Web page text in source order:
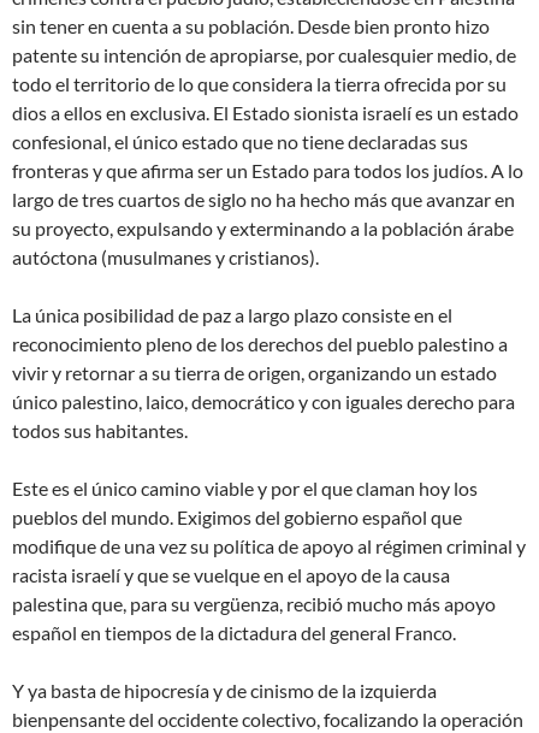
sin tener en cuenta a su población. Desde bien pronto hizo
patente su intención de apropiarse, por cualesquier medio, de
todo el territorio de lo que considera la tierra ofrecida por su
dios a ellos en exclusiva. El Estado sionista israelí es un estado
confesional, el único estado que no tiene declaradas sus
fronteras y que afirma ser un Estado para todos los judíos. A lo
largo de tres cuartos de siglo no ha hecho más que avanzar en
su proyecto, expulsando y exterminando a la población árabe
autóctona (musulmanes y cristianos).
La única posibilidad de paz a largo plazo consiste en el
reconocimiento pleno de los derechos del pueblo palestino a
vivir y retornar a su tierra de origen, organizando un estado
único palestino, laico, democrático y con iguales derecho para
todos sus habitantes.
Este es el único camino viable y por el que claman hoy los
pueblos del mundo. Exigimos del gobierno español que
modifique de una vez su política de apoyo al régimen criminal y
racista israelí y que se vuelque en el apoyo de la causa
palestina que, para su vergüenza, recibió mucho más apoyo
español en tiempos de la dictadura del general Franco.
Y ya basta de hipocresía y de cinismo de la izquierda
bienpensante del occidente colectivo, focalizando la operación